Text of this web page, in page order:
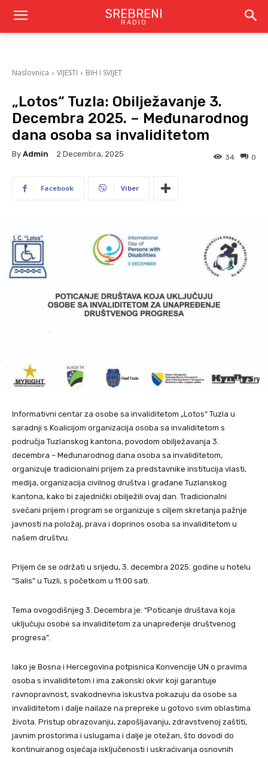
SREBRENI
RADIO
Naslovnica VIJESTI BIH I SVIJET
„Lotos“ Tuzla: Obilježavanje 3.
Decembra 2025. – Međunarodnog
dana osoba sa invaliditetom
By Admin 2 Decembra, 2025 0
34
Facebook Viber
Informativni centar za osobe sa invaliditetom „Lotos“ Tuzla u
saradnji s Koalicijom organizacija osoba sa invaliditetom s
područja Tuzlanskog kantona, povodom obilježavanja 3.
decembra – Međunarodnog dana osoba sa invaliditetom,
organizuje tradicionalni prijem za predstavnike institucija vlasti,
medija, organizacija civilnog društva i građane Tuzlanskog
kantona, kako bi zajednički obilježili ovaj dan. Tradicionalni
svečani prijem i program se organizuje s ciljem skretanja pažnje
javnosti na položaj, prava i doprinos osoba sa invaliditetom u
našem društvu.
Prijem će se održati u srijedu, 3. decembra 2025. godine u hotelu
“Salis” u Tuzli, s početkom u 11:00 sati.
Tema ovogodišnjeg 3. Decembra je: “Poticanje društava koja
uključuju osobe sa invaliditetom za unapređenje društvenog
progresa”.
Iako je Bosna i Hercegovina potpisnica Konvencije UN o pravima
osoba s invaliditetom i ima zakonski okvir koji garantuje
ravnopravnost, svakodnevna iskustva pokazuju da osobe sa
invaliditetom i dalje nailaze na prepreke u gotovo svim oblastima
života. Pristup obrazovanju, zapošljavanju, zdravstvenoj zaštiti,
javnim prostorima i uslugama i dalje je otežan, što dovodi do
kontinuiranog osjećaja isključenosti i uskraćivanja osnovnih